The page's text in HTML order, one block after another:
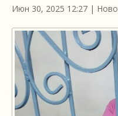
Июн 30, 2025 12:27 |